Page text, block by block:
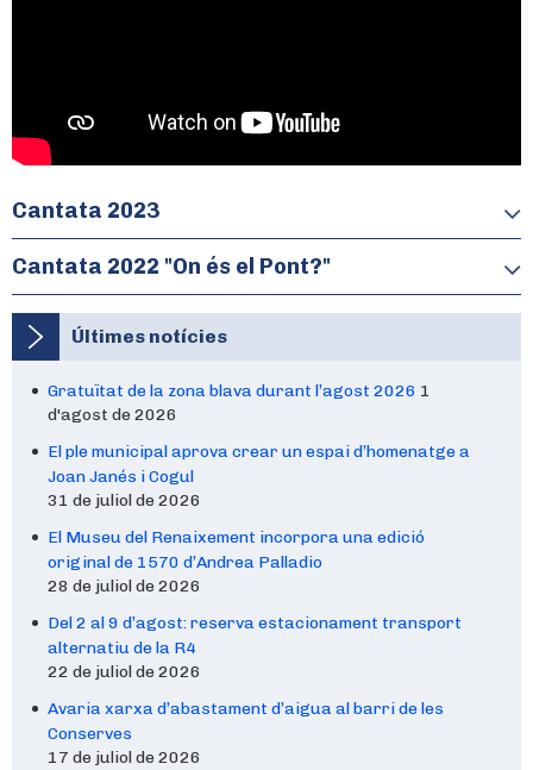
Cantata 2023
Una cantata de Paco Moreno
Que parla de la història i les
tradicions de Molins de Rei
Desarregar arxius mp3
Descarregar Quadern
Cantata 2023
Cantata 2022 "On és el Pont?"
Desarregar arxius mp3
Busco Wifi (veus)
Últimes notícies
Gratuïtat de la zona blava durant l’agost 2026 1
d'agost de 2026
El ple municipal aprova crear un espai d’homenatge a
Joan Janés i Cogul
31 de juliol de 2026
El Museu del Renaixement incorpora una edició
original de 1570 d’Andrea Palladio
28 de juliol de 2026
Del 2 al 9 d’agost: reserva estacionament transport
alternatiu de la R4
22 de juliol de 2026
Avaria xarxa d’abastament d’aigua al barri de les
Conserves
17 de juliol de 2026